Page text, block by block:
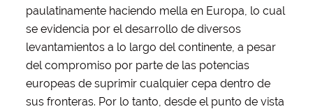
paulatinamente haciendo mella en Europa, lo cual
se evidencia por el desarrollo de diversos
levantamientos a lo largo del continente, a pesar
del compromiso por parte de las potencias
europeas de suprimir cualquier cepa dentro de
sus fronteras. Por lo tanto, desde el punto de vista